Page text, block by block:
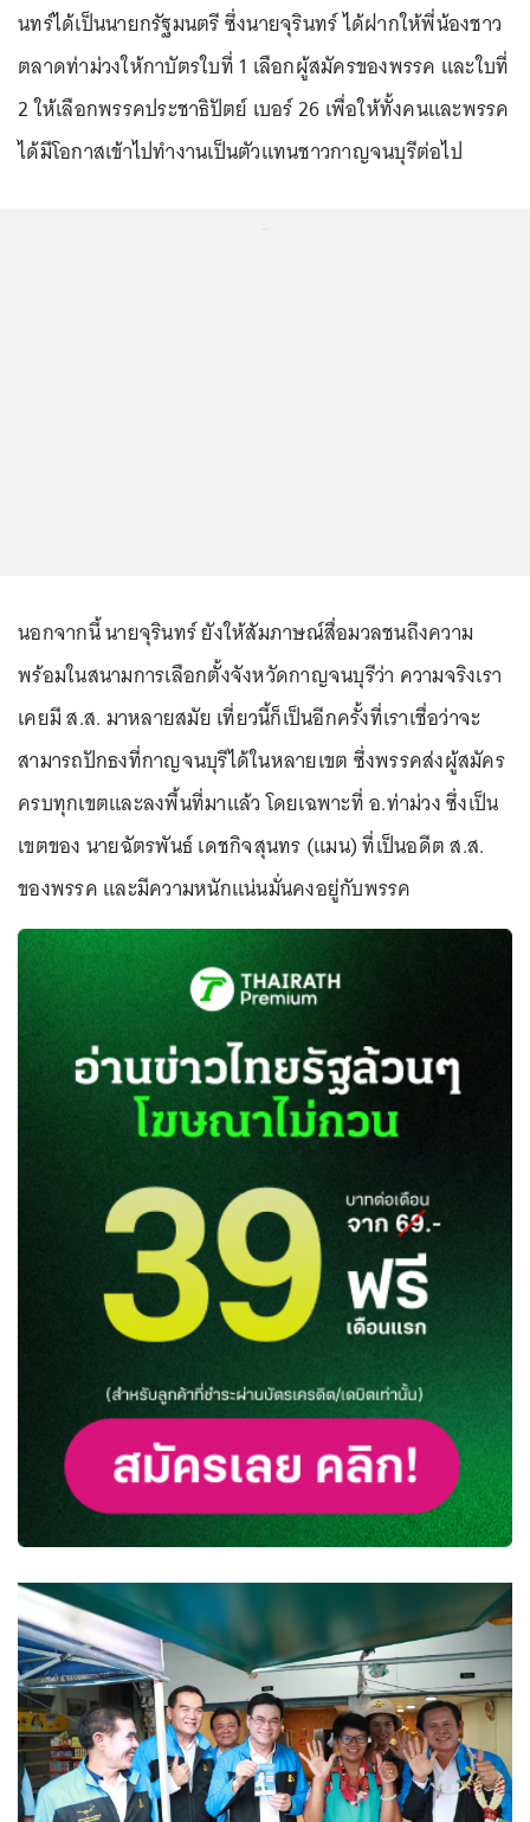
นทร์ได้เป็นนายกรัฐมนตรี ซึ่งนายจุรินทร์ ได้ฝากให้พี่น้องชาว
ตลาดท่าม่วงให้กาบัตรใบที่ 1 เลือกผู้สมัครของพรรค และใบที่
2 ให้เลือกพรรคประชาธิปัตย์ เบอร์ 26 เพื่อให้ทั้งคนและพรรค
ได้มีโอกาสเข้าไปทำงานเป็นตัวแทนชาวกาญจนบุรีต่อไป
นอกจากนี้ นายจุรินทร์ ยังให้สัมภาษณ์สื่อมวลชนถึงความ
พร้อมในสนามการเลือกตั้งจังหวัดกาญจนบุรีว่า ความจริงเรา
เคยมี ส.ส. มาหลายสมัย เที่ยวนี้ก็เป็นอีกครั้งที่เราเชื่อว่าจะ
สามารถปักธงที่กาญจนบุรีได้ในหลายเขต ซึ่งพรรคส่งผู้สมัคร
ครบทุกเขตและลงพื้นที่มาแล้ว โดยเฉพาะที่ อ.ท่าม่วง ซึ่งเป็น
เขตของ นายฉัตรพันธ์ เดชกิจสุนทร (แมน) ที่เป็นอดีต ส.ส.
ของพรรค และมีความหนักแน่นมั่นคงอยู่กับพรรค